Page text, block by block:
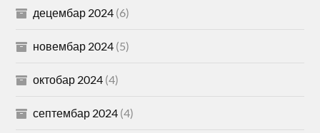
децембар 2024 (6)
новембар 2024 (5)
октобар 2024 (4)
септембар 2024 (4)